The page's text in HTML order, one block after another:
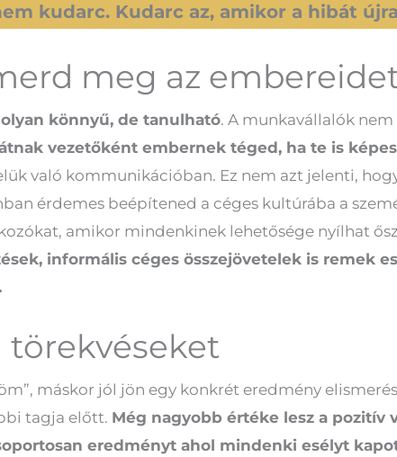
kudarc. Kudarc az, amikor a hibát
meg az
könnyű, de tanulható. A munkavállalók
vezetőként embernek téged, ha te is
való kommunikációban. Ez nem azt jelenti,
érdemes beépítened a céges kultúrába a
amikor mindenkinek lehetősége nyílhat
informális céges összejövetelek is remek
törekvéseket
máskor jól jön egy konkrét eredmény
tagja előtt. Még nagyobb értéke lesz a pozitív
eredményt ahol mindenki esélyt